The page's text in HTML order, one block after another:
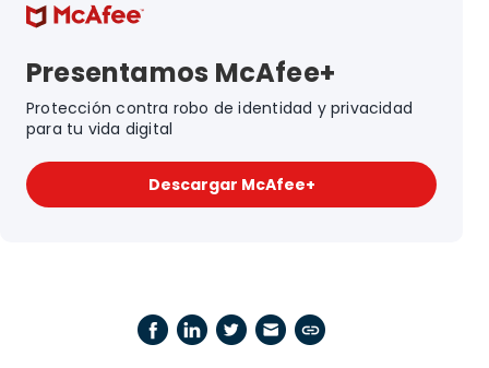
Presentamos McAfee+
Protección contra robo de identidad y privacidad
para tu vida digital
Descargar McAfee+